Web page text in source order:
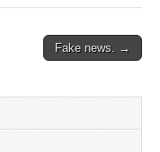
Fake news. →